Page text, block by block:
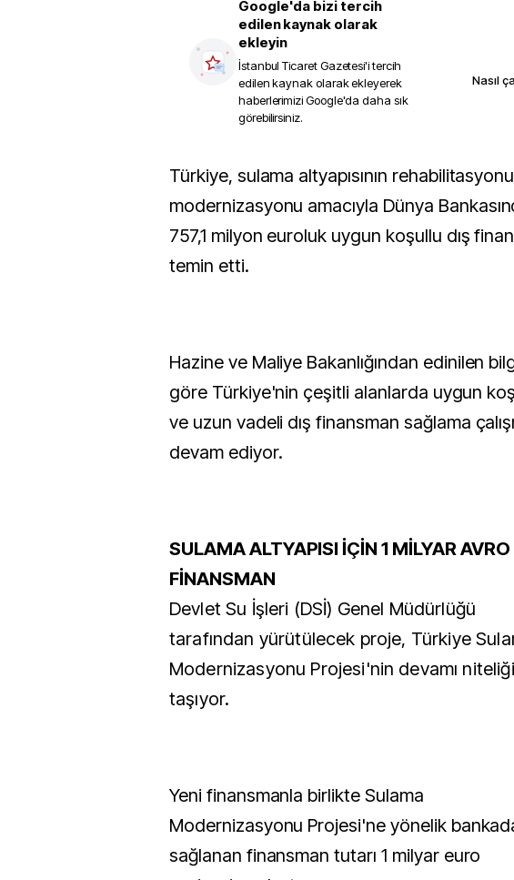
Google'da bizi tercih
edilen kaynak olarak
ekleyin
İstanbul Ticaret Gazetesi'i tercih
edilen kaynak olarak ekleyerek
haberlerimizi Google'da daha sık
görebilirsiniz.
Nasıl
Türkiye, sulama altyapısının rehabilitasyonu ve
modernizasyonu amacıyla Dünya
757,1 milyon euroluk uygun koşullu dış
temin etti.
Hazine ve Maliye Bakanlığından edinilen
göre Türkiye'nin çeşitli alanlarda uygun
ve uzun vadeli dış finansman sağlama
devam ediyor.
SULAMA ALTYAPISI İÇİN 1 MİLYAR AVRO
FİNANSMAN
Devlet Su İşleri (DSİ) Genel Müdürlüğü
tarafından yürütülecek proje, Türkiye
Modernizasyonu Projesi'nin devamı
taşıyor.
Yeni finansmanla birlikte Sulama
Modernizasyonu Projesi'ne yönelik
sağlanan finansman tutarı 1 milyar euro